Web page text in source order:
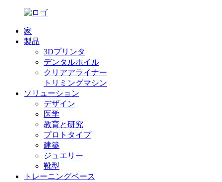
家
製品
3Dプリンタ
デンタルホイル
クリアアライナー
トリミングマシン
ソリューション
デザイン
医学
教育と研究
プロトタイプ
建築
ジュエリー
靴型
トレーニングベース